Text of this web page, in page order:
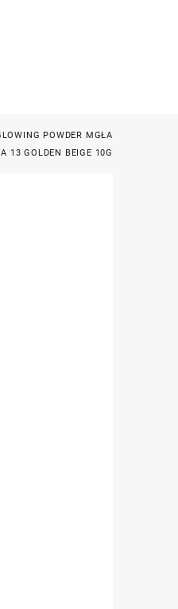
POWDER MGŁA
13 GOLDEN BEIGE 10G